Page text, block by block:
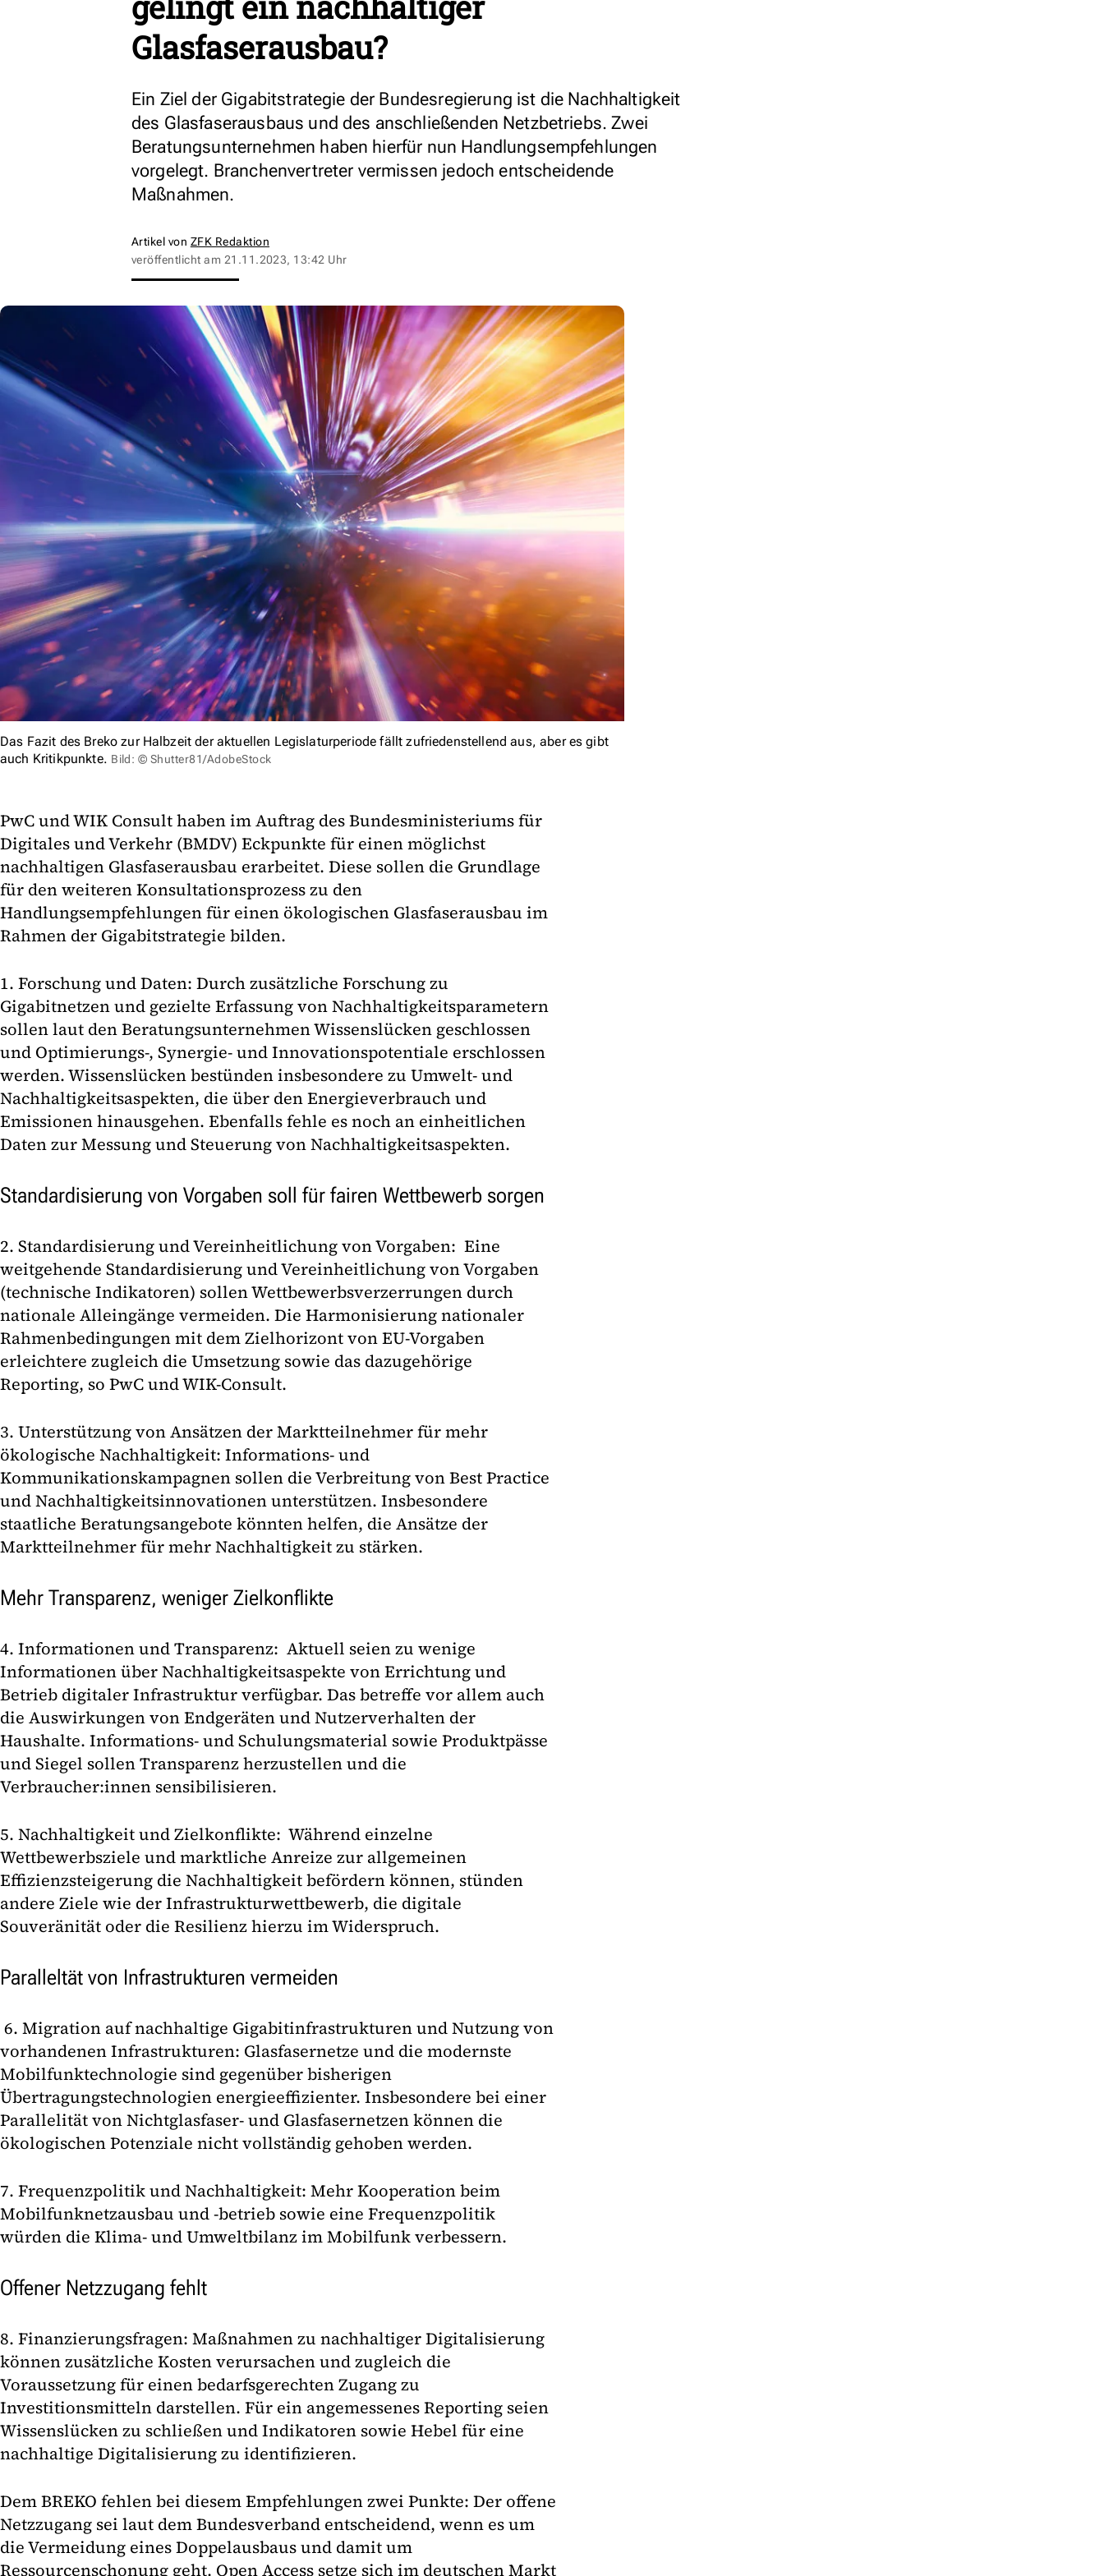
Glasfaserausbau?
Ein Ziel der Gigabitstrategie der Bundesregierung ist die Nachhaltigkeit
des Glasfaserausbaus und des anschließenden Netzbetriebs. Zwei
Beratungsunternehmen haben hierfür nun Handlungsempfehlungen
vorgelegt. Branchenvertreter vermissen jedoch entscheidende
Maßnahmen.
Artikel von ZFK Redaktion
veröffentlicht am 21.11.2023, 13:42 Uhr
Das Fazit des Breko zur Halbzeit der aktuellen Legislaturperiode fällt zufriedenstellend aus, aber es gibt
auch Kritikpunkte. Bild: © Shutter81/AdobeStock
PwC und WIK Consult haben im Auftrag des Bundesministeriums für
Digitales und Verkehr (BMDV) Eckpunkte für einen möglichst
nachhaltigen Glasfaserausbau erarbeitet. Diese sollen die Grundlage
für den weiteren Konsultationsprozess zu den
Handlungsempfehlungen für einen ökologischen Glasfaserausbau im
Rahmen der Gigabitstrategie bilden.
1. Forschung und Daten: Durch zusätzliche Forschung zu
Gigabitnetzen und gezielte Erfassung von Nachhaltigkeitsparametern
sollen laut den Beratungsunternehmen Wissenslücken geschlossen
und Optimierungs-, Synergie- und Innovationspotentiale erschlossen
werden. Wissenslücken bestünden insbesondere zu Umwelt- und
Nachhaltigkeitsaspekten, die über den Energieverbrauch und
Emissionen hinausgehen. Ebenfalls fehle es noch an einheitlichen
Daten zur Messung und Steuerung von Nachhaltigkeitsaspekten.
Standardisierung von Vorgaben soll für fairen Wettbewerb sorgen
2. Standardisierung und Vereinheitlichung von Vorgaben: Eine
weitgehende Standardisierung und Vereinheitlichung von Vorgaben
(technische Indikatoren) sollen Wettbewerbsverzerrungen durch
nationale Alleingänge vermeiden. Die Harmonisierung nationaler
Rahmenbedingungen mit dem Zielhorizont von EU-Vorgaben
erleichtere zugleich die Umsetzung sowie das dazugehörige
Reporting, so PwC und WIK-Consult.
3. Unterstützung von Ansätzen der Marktteilnehmer für mehr
ökologische Nachhaltigkeit: Informations- und
Kommunikationskampagnen sollen die Verbreitung von Best Practice
und Nachhaltigkeitsinnovationen unterstützen. Insbesondere
staatliche Beratungsangebote könnten helfen, die Ansätze der
Marktteilnehmer für mehr Nachhaltigkeit zu stärken.
Mehr Transparenz, weniger Zielkonflikte
4. Informationen und Transparenz: Aktuell seien zu wenige
Informationen über Nachhaltigkeitsaspekte von Errichtung und
Betrieb digitaler Infrastruktur verfügbar. Das betreffe vor allem auch
die Auswirkungen von Endgeräten und Nutzerverhalten der
Haushalte. Informations- und Schulungsmaterial sowie Produktpässe
und Siegel sollen Transparenz herzustellen und die
Verbraucher:innen sensibilisieren.
5. Nachhaltigkeit und Zielkonflikte: Während einzelne
Wettbewerbsziele und marktliche Anreize zur allgemeinen
Effizienzsteigerung die Nachhaltigkeit befördern können, stünden
andere Ziele wie der Infrastrukturwettbewerb, die digitale
Souveränität oder die Resilienz hierzu im Widerspruch.
Paralleltät von Infrastrukturen vermeiden
6. Migration auf nachhaltige Gigabitinfrastrukturen und Nutzung von
vorhandenen Infrastrukturen: Glasfasernetze und die modernste
Mobilfunktechnologie sind gegenüber bisherigen
Übertragungstechnologien energieeffizienter. Insbesondere bei einer
Parallelität von Nichtglasfaser- und Glasfasernetzen können die
ökologischen Potenziale nicht vollständig gehoben werden.
7. Frequenzpolitik und Nachhaltigkeit: Mehr Kooperation beim
Mobilfunknetzausbau und -betrieb sowie eine Frequenzpolitik
würden die Klima- und Umweltbilanz im Mobilfunk verbessern.
Offener Netzzugang fehlt
8. Finanzierungsfragen: Maßnahmen zu nachhaltiger Digitalisierung
können zusätzliche Kosten verursachen und zugleich die
Voraussetzung für einen bedarfsgerechten Zugang zu
Investitionsmitteln darstellen. Für ein angemessenes Reporting seien
Wissenslücken zu schließen und Indikatoren sowie Hebel für eine
nachhaltige Digitalisierung zu identifizieren.
Dem BREKO fehlen bei diesem Empfehlungen zwei Punkte: Der offene
Netzzugang sei laut dem Bundesverband entscheidend, wenn es um
die Vermeidung eines Doppelausbaus und damit um
Ressourcenschonung geht. Open Access setze sich im deutschen Markt